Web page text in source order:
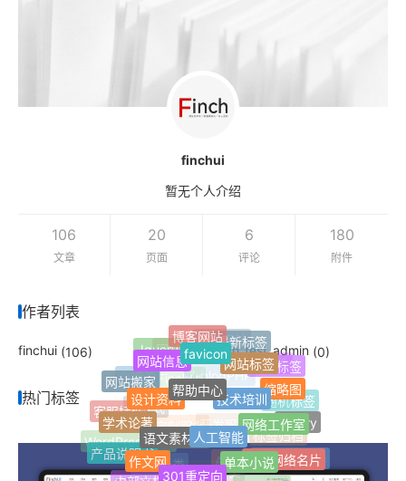
finchui
暂无个人介绍
106
文章
20
页面
6
评论
180
附件
作者列表
finchui (106) finch_test_admin (0)
热门标签
Z-blogPHP
FinchUI
网址导航
单页网站
Z-Blog插件
微信公众号
开发服务
定制服务
响应式
自适应
Jquery
博客网站最新标签
热门标签
随机标签
标签归档
AI写作助手
文章多选分类
附加分类
WordPress插件
客服插件
网站搬家
网站信息favicon
网站标签
缩略图
jQuery
Safari浏览器
产品说明书
学术论著
设计资料
帮助中心
技术培训
网络工作室
个人网络名片
作文网
语文素材网人工智能
单本小说
301重定向